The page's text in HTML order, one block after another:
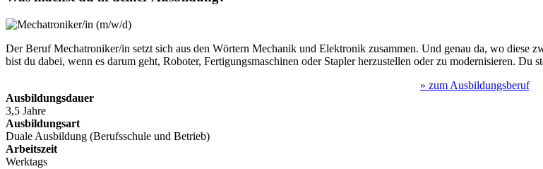
Der Beruf Mechatroniker/in setzt sich aus den Wörtern Mechanik und Elektronik zusammen. Und genau da, wo diese
bist du dabei, wenn es darum geht, Roboter, Fertigungsmaschinen oder Stapler herzustellen oder zu modernisieren. Du
» zum Ausbildungsberuf
Ausbildungsdauer
3,5 Jahre
Ausbildungsart
Duale Ausbildung (Berufsschule und Betrieb)
Arbeitszeit
Werktags